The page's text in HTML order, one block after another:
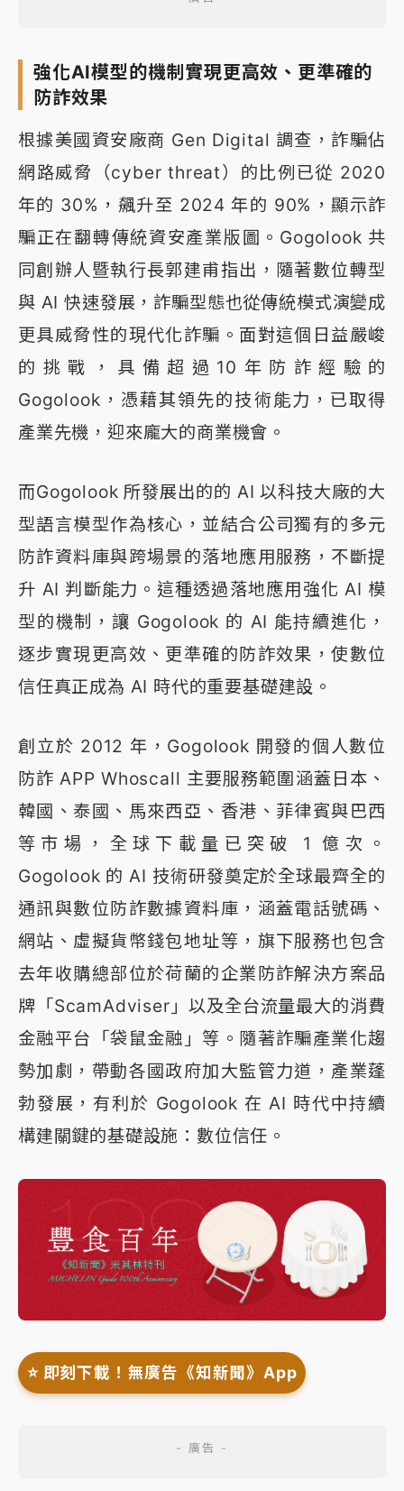
強化AI模型的機制實現更高效、更準確的
防詐效果
根據美國資安廠商 Gen Digital 調查，詐騙佔
網路威脅（cyber threat）的比例已從 2020
年的 30%，飆升至 2024 年的 90%，顯示詐
騙正在翻轉傳統資安產業版圖。Gogolook 共
同創辦人暨執行長郭建甫指出，隨著數位轉型
與 AI 快速發展，詐騙型態也從傳統模式演變成
更具威脅性的現代化詐騙。面對這個日益嚴峻
的挑戰，具備超過10年防詐經驗的
Gogolook，憑藉其領先的技術能力，已取得
產業先機，迎來龐大的商業機會。
而Gogolook 所發展出的的 AI 以科技大廠的大
型語言模型作為核心，並結合公司獨有的多元
防詐資料庫與跨場景的落地應用服務，不斷提
升 AI 判斷能力。這種透過落地應用強化 AI 模
型的機制，讓 Gogolook 的 AI 能持續進化，
逐步實現更高效、更準確的防詐效果，使數位
信任真正成為 AI 時代的重要基礎建設。
創立於 2012 年，Gogolook 開發的個人數位
防詐 APP Whoscall 主要服務範圍涵蓋日本、
韓國、泰國、馬來西亞、香港、菲律賓與巴西
等市場，全球下載量已突破 1 億次。
Gogolook 的 AI 技術研發奠定於全球最齊全的
通訊與數位防詐數據資料庫，涵蓋電話號碼、
網站、虛擬貨幣錢包地址等，旗下服務也包含
去年收購總部位於荷蘭的企業防詐解決方案品
牌「ScamAdviser」以及全台流量最大的消費
金融平台「袋鼠金融」等。隨著詐騙產業化趨
勢加劇，帶動各國政府加大監管力道，產業蓬
勃發展，有利於 Gogolook 在 AI 時代中持續
構建關鍵的基礎設施：數位信任。
⭐️ 即刻下載！無廣告《知新聞》App